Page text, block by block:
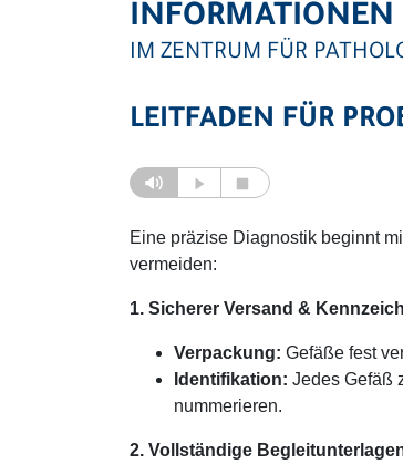
INFORMATIONEN
IM ZENTRUM FÜR
LEITFADEN FÜR
Eine präzise Diagnostik beginnt
vermeiden:
1. Sicherer Versand &
Verpackung: Gefäße fest
Identifikation: Jedes Gefäß
nummerieren.
2. Vollständige